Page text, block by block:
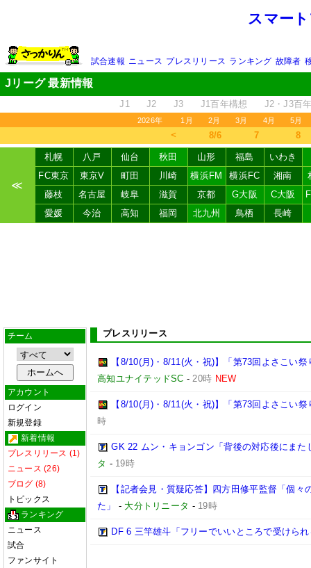
スマー
試合速報 ニュース プレスリリース ランキング 故障者
Jリーグ 最新情報
J1 J2 J3 J1百年構想 J2・J3百
2026年 1月 2月 3月 4月 5月
＜ 8/6 7 8
≪
札幌 八戸 仙台 秋田 山形 福島
いわき
FC東京
東京V 町田 川崎 横浜FM 横浜FC 湘南
藤枝
名古屋 岐阜 滋賀 京都 G大阪 C大阪
愛媛
今治 高知 福岡 北九州 鳥栖 長崎
チーム
アカウント
ログイン
新規登録
新着情報
プレスリリース (1)
ニュース (26)
ブログ (8)
トピックス
ランキング
ニュース
試合
ファンサイト
プレスリリース
【8/10(月)・8/11(火・祝)】「第73回よさこい
高知ユナイテッドSC -20時 NEW
【8/10(月)・8/11(火・祝)】「第73回よさこい
時
GK 22 ムン・キョンゴン「背後の対応後にま
タ - 19時
【記者会見・質疑応答】四方田修平監督「個
た」
- 大分トリニータ - 19時
DF 6 三竿雄斗「フリーでいいところで受けら